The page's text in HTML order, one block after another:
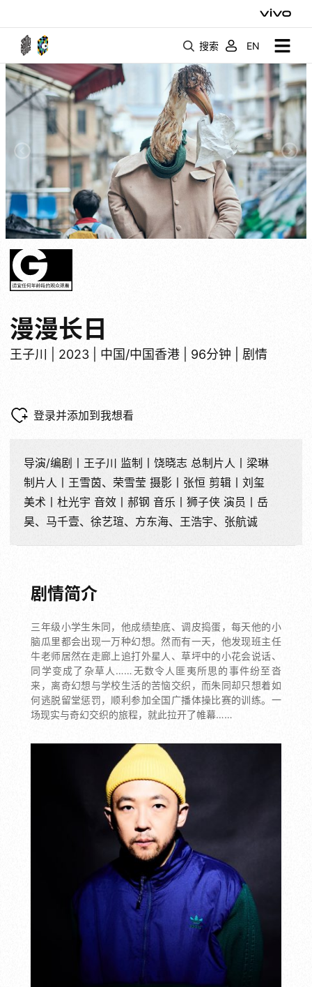
搜索 EN
漫漫长日
王子川 | 2023 | 中国/中国香港 | 96分钟 | 剧情
登录并添加到我想看
导演/编剧丨王子川 监制丨饶晓志 总制片人丨梁琳
制片人丨王雪茵、荣雪莹 摄影丨张恒 剪辑丨刘玺
美术丨杜光宇 音效丨郝钢 音乐丨狮子侠 演员丨岳
昊、马千壹、徐艺瑄、方东海、王浩宇、张航诚
剧情简介
三年级小学生朱同，他成绩垫底、调皮捣蛋，每天他的小
脑瓜里都会出现一万种幻想。然而有一天，他发现班主任
牛老师居然在走廊上追打外星人、草坪中的小花会说话、
同学变成了杂草人……无数令人匪夷所思的事件纷至沓
来，离奇幻想与学校生活的苦恼交织，而朱同却只想着如
何逃脱留堂惩罚，顺利参加全国广播体操比赛的训练。一
场现实与奇幻交织的旅程，就此拉开了帷幕……